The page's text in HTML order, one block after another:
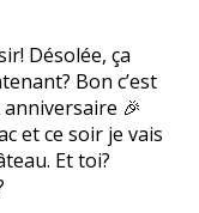
Désolée, ça
Bon c’est
🎉
et ce soir je vais
Et toi?